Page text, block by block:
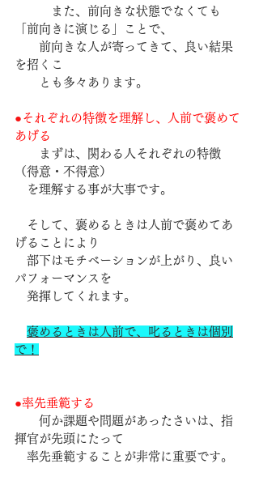
また、前向きな状態でなくても
「前向きに演じる」ことで、
前向きな人が寄ってきて、良い結果
を招くこ
とも多々あります。
● それぞれの特徴を理解し、人前で褒めて
あげる
まずは、関わる人それぞれの特徴
（得意・不得意）
を理解する事が大事です。
そして、褒めるときは人前で褒めてあ
げることにより
部下はモチベーションが上がり、良い
パフォーマンスを
発揮してくれます。
褒めるときは人前で、叱るときは個別
で！
●率先垂範する
何か課題や問題があったさいは、指
揮官が先頭にたって
率先垂範することが非常に重要です。